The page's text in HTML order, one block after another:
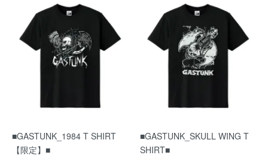
■GASTUNK_1984 T SHIRT
【限定】■
■GASTUNK_SKULL WING T
SHIRT■